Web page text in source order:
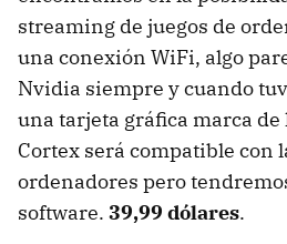
streaming de juegos de
una conexión WiFi, algo
Nvidia siempre y cuando
una tarjeta gráfica marca de
Cortex será compatible con
ordenadores pero
software. 39,99 dólares.